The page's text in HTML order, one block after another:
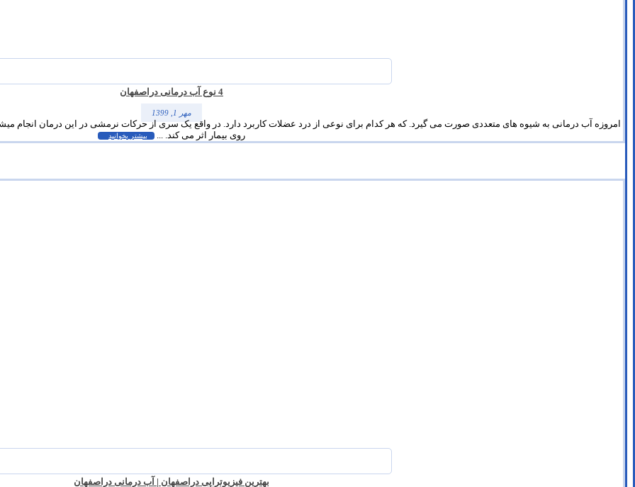
4 نوع آب درمانی دراصفهان
مهر 1, 1399
امروزه آب درمانی به شیوه های متعددی صورت می گیرد. که هر کدام برای نوعی از درد عضلات کاربرد دارد. در واقع یک سری از حرکات نرمشی در این درمان انجام
روی بیمار اثر می کند. ...
بیشتر بخوانید
بهترین فیزیوتراپی دراصفهان | آب درمانی دراصفهان